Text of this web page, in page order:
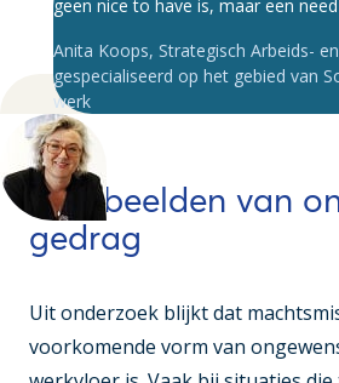
geen nice to have is, maar een
Anita Koops, Strategisch Arbeids-
gespecialiseerd op het gebied van
werk
Voorbeelden van
gedrag
Uit onderzoek blijkt dat
voorkomende vorm van